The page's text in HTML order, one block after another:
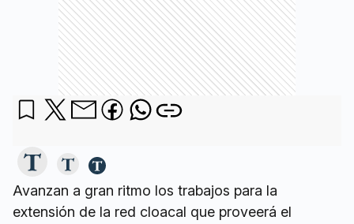
Avanzan a gran ritmo los trabajos para la
extensión de la red cloacal que proveerá el